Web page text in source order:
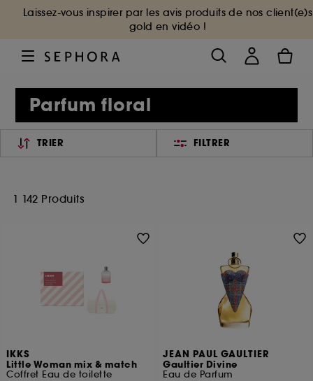
Laissez-vous inspirer par les avis produits de nos client(e)s
gold en vidéo !
Parfum floral
TRIER FILTRER
1 142 Produits
IKKS
Little Woman mix & match
Coffret Eau de toilette
JEAN PAUL GAULTIER
Gaultier Divine
Eau de Parfum